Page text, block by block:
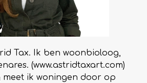
Tax. Ik ben woonbioloog,
(www.astridtaxart.com)
meet ik woningen door op